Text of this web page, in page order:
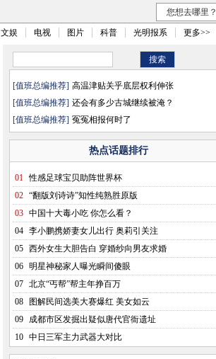
您想去哪里？
文娱 电视 图片 科普 光明报系 更多>>
[值班总编推荐] 高温津贴关乎底层权利伸张
[值班总编推荐] 还会有多少古城继续被淹？
[值班总编推荐] 冤冤相报何时了
热点话题排行
01 性感足球宝贝助阵世界杯
02 “翻版刘诗诗”知性纯熟胜原版
03 中国十大毒小吃 你怎么看？
04 李小鹏携娇妻女儿出行 奥莉引关注
05 西外女生大胆告白 穿婚纱向男友求婚
06 明星神秘家人曝光瞬间傻眼
07 北京“丐帮”帮主年挣百万
08
图解民间选美大赛爆红 美女如云
09
成都市区发掘出疑似唐代官衙遗址
10 中日三军主力武器大对比